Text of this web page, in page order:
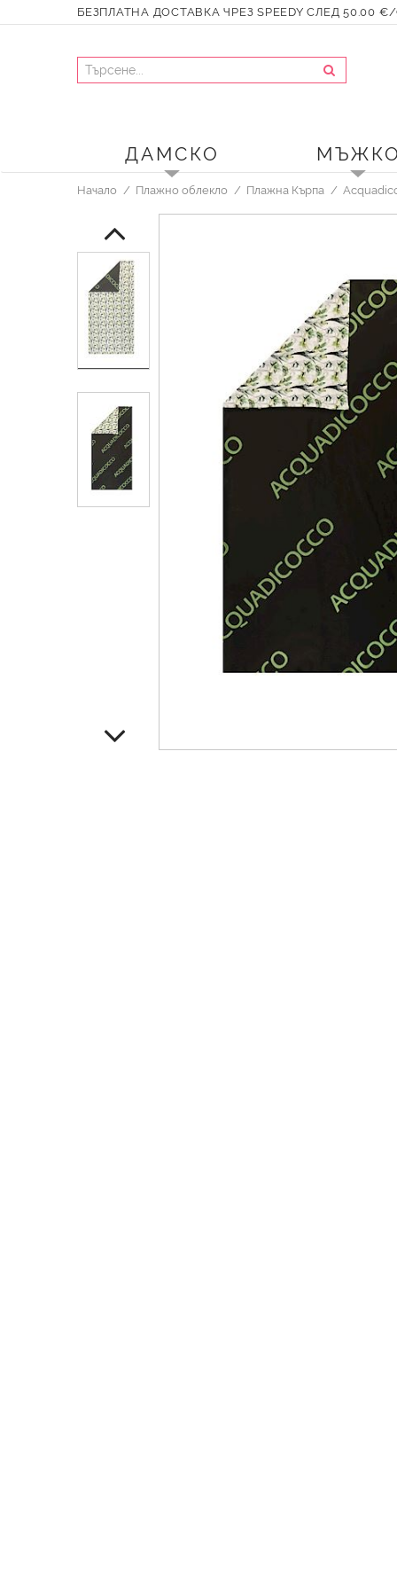
БЕЗПЛАТНА ДОСТАВКА ЧРЕЗ SPEEDY СЛЕД 50.00 €/
ДАМСКО
Начало Плажно облекло Плажна Кърпа